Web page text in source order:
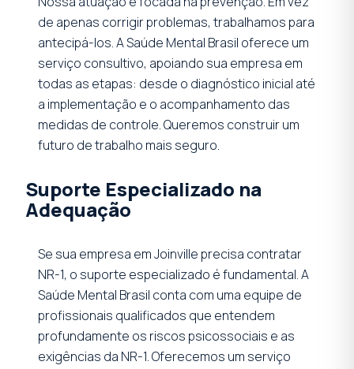
de apenas corrigir problemas, trabalhamos para
antecipá-los. A Saúde Mental Brasil oferece um
serviço consultivo, apoiando sua empresa em
todas as etapas: desde o diagnóstico inicial até
a implementação e o acompanhamento das
medidas de controle. Queremos construir um
futuro de trabalho mais seguro.
Suporte Especializado na
Adequação
Se sua empresa em Joinville precisa contratar
NR-1, o suporte especializado é fundamental. A
Saúde Mental Brasil conta com uma equipe de
profissionais qualificados que entendem
profundamente os riscos psicossociais e as
exigências da NR-1. Oferecemos um serviço